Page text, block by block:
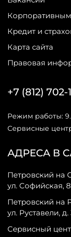
Кредит и
Карта сайта
Правовая
АДРЕСА В
Петровский на
ул. Софийская,
Петровский на
ул. Руставели, д.
Сервисный
+7 (812) 702-
Режим работы:
Сервисные